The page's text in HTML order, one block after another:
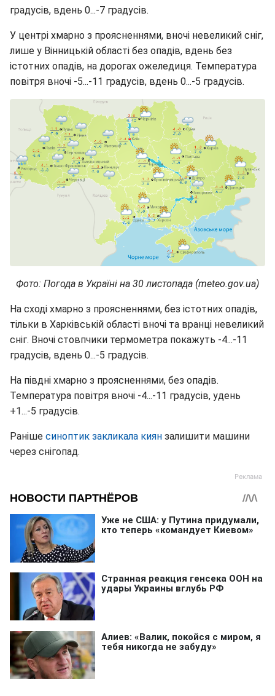
градусів, вдень 0...-7 градусів.
У центрі хмарно з проясненнями, вночі невеликий сніг,
лише у Вінницькій області без опадів, вдень без
істотних опадів, на дорогах ожеледиця. Температура
повітря вночі -5...-11 градусів, вдень 0...-5 градусів.
Фото: Погода в Україні на 30 листопада (meteo.gov.ua)
На сході хмарно з проясненнями, без істотних опадів,
тільки в Харківській області вночі та вранці невеликий
сніг. Вночі стовпчики термометра покажуть -4...-11
градусів, вдень 0...-5 градусів.
На півдні хмарно з проясненнями, без опадів.
Температура повітря вночі -4...-11 градусів, удень
+1...-5 градусів.
Раніше синоптик закликала киян залишити машини
через снігопад.